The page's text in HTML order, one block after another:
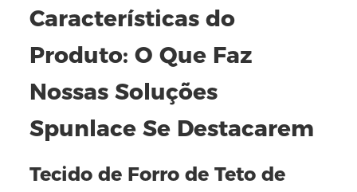
Características do
Produto: O Que Faz
Nossas Soluções
Spunlace Se Destacarem
Tecido de Forro de Teto de